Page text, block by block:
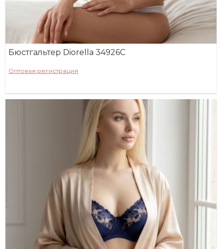
Бюстгальтер Diorella 34926C
Оптовая регистрация